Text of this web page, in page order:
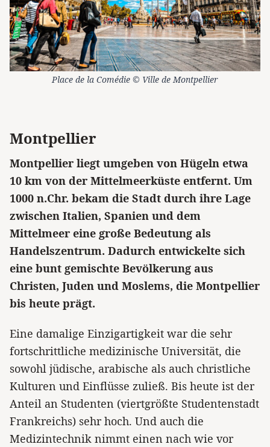
Place de la Comédie © Ville de Montpellier
Montpellier
Montpellier liegt umgeben von Hügeln etwa
10 km von der Mittelmeerküste entfernt. Um
1000 n.Chr. bekam die Stadt durch ihre Lage
zwischen Italien, Spanien und dem
Mittelmeer eine große Bedeutung als
Handelszentrum. Dadurch entwickelte sich
eine bunt gemischte Bevölkerung aus
Christen, Juden und Moslems, die Montpellier
bis heute prägt.
Eine damalige Einzigartigkeit war die sehr
fortschrittliche medizinische Universität, die
sowohl jüdische, arabische als auch christliche
Kulturen und Einflüsse zuließ. Bis heute ist der
Anteil an Studenten (viertgrößte Studentenstadt
Frankreichs) sehr hoch. Und auch die
Medizintechnik nimmt einen nach wie vor